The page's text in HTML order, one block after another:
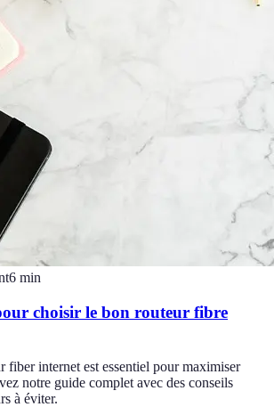
6 min
choisir le bon routeur fibre
fiber internet est essentiel pour maximiser
notre guide complet avec des conseils
à éviter.